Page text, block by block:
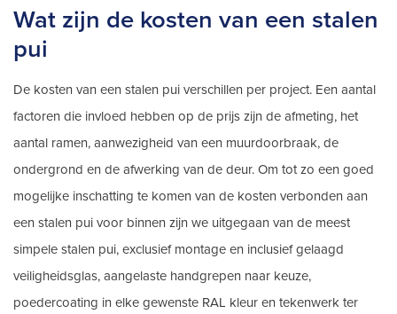
Wat zijn de kosten van een stalen
pui
De kosten van een stalen pui verschillen per project. Een aantal
factoren die invloed hebben op de prijs zijn de afmeting, het
aantal ramen, aanwezigheid van een muurdoorbraak, de
ondergrond en de afwerking van de deur. Om tot zo een goed
mogelijke inschatting te komen van de kosten verbonden aan
een stalen pui voor binnen zijn we uitgegaan van de meest
simpele stalen pui, exclusief montage en inclusief gelaagd
veiligheidsglas, aangelaste handgrepen naar keuze,
poedercoating in elke gewenste RAL kleur en tekenwerk ter